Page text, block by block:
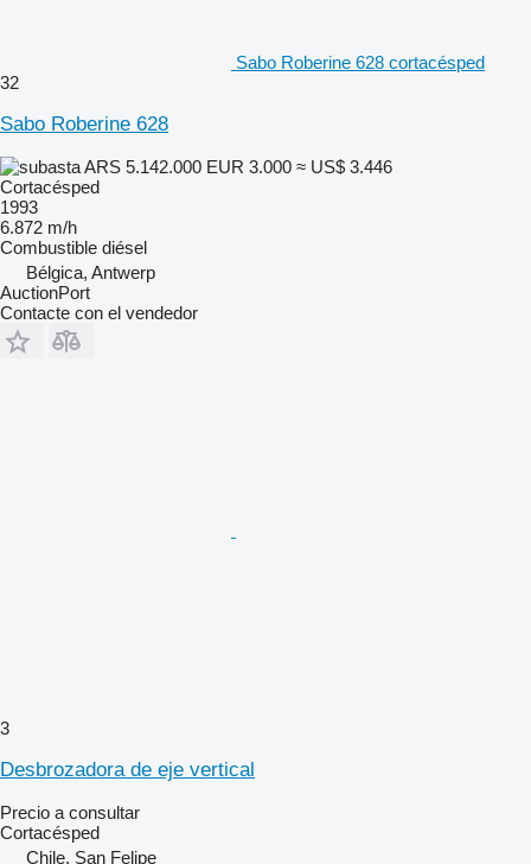
Sabo Roberine 628 cortacésped
32
Sabo Roberine 628
ARS 5.142.000 EUR 3.000 ≈ US$ 3.446
Cortacésped
1993
6.872 m/h
Combustible diésel
Bélgica, Antwerp
AuctionPort
Contacte con el vendedor
3
Desbrozadora de eje vertical
Precio a consultar
Cortacésped
Chile, San Felipe